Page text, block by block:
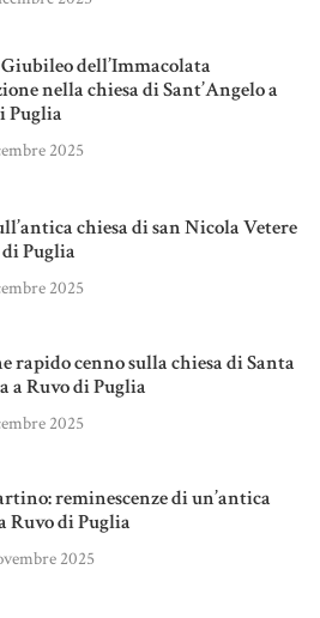
Giubileo dell’Immacolata
nella chiesa di Sant’Angelo a
Puglia
2025
chiesa di san Nicola Vetere
Puglia
2025
rapido cenno sulla chiesa di Santa
a Ruvo di Puglia
2025
reminescenze di un’antica
Ruvo di Puglia
2025